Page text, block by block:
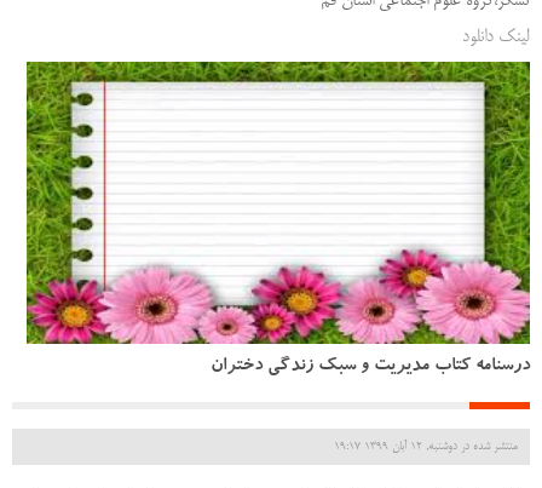
لینک دانلود
درسنامه کتاب مدیریت و سبک زندگی دختران
منتشر شده در دوشنبه, 12 آبان 1399 19:17